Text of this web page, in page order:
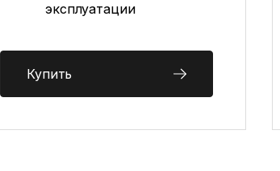
эксплуатации
Купить